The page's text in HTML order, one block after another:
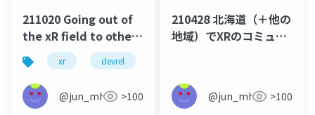
211020 Going out of
the xR field to other
fields xr devrel
@jun_mh4g>100
210428 北海道（＋他の
地域）でXRのコミュニ
@jun_mh4g>100